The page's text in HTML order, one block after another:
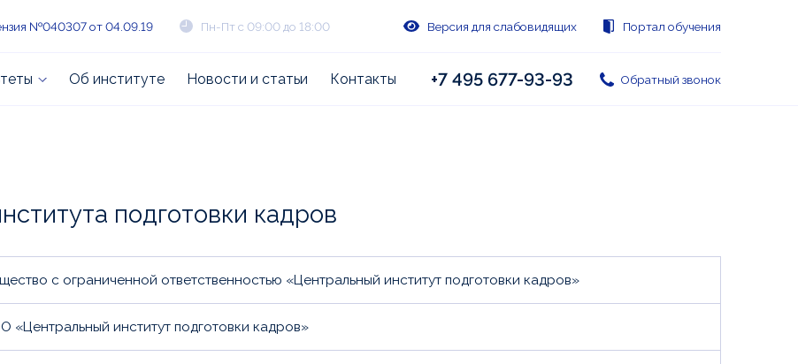
№040307 от 04.09.19 Пн-Пт с 09:00 до 18:00 Версия для слабовидящих Портал обучения
Об институте Новости и статьи Контакты +7 495 677-93-93 Обратный звонок
подготовки кадров
с ограниченной ответственностью «Центральный институт подготовки кадров»
«Центральный институт подготовки кадров»